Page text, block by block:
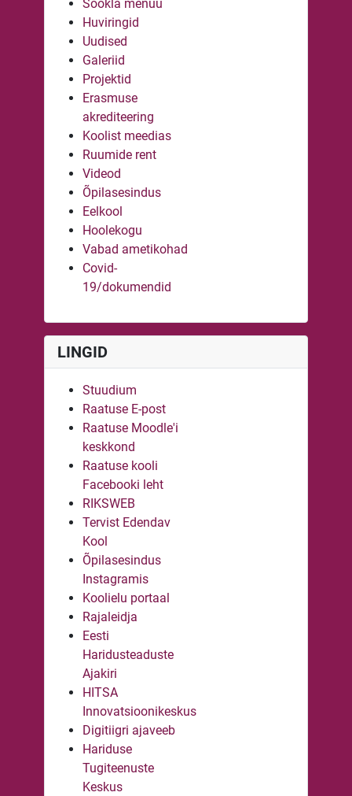
Söökla menüü
Huviringid
Uudised
Galeriid
Projektid
Erasmuse
akrediteering
Koolist meedias
Ruumide rent
Videod
Õpilasesindus
Eelkool
Hoolekogu
Vabad ametikohad
Covid-
19/dokumendid
LINGID
Stuudium
Raatuse E-post
Raatuse Moodle'i
keskkond
Raatuse kooli
Facebooki leht
RIKSWEB
Tervist Edendav
Kool
Õpilasesindus
Instagramis
Koolielu portaal
Rajaleidja
Eesti
Haridusteaduste
Ajakiri
HITSA
Innovatsioonikeskus
Digitiigri ajaveeb
Hariduse
Tugiteenuste
Keskus